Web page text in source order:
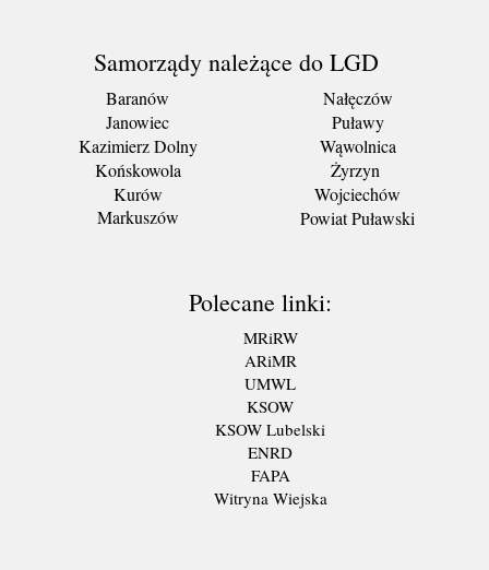
Samorządy należące do LGD
Baranów
Janowiec
Kazimierz Dolny
Końskowola
Kurów
Markuszów
Nałęczów
Puławy
Wąwolnica
Żyrzyn
Wojciechów
Powiat Puławski
Polecane linki:
MRiRW
ARiMR
UMWL
KSOW
KSOW Lubelski
ENRD
FAPA
Witryna Wiejska